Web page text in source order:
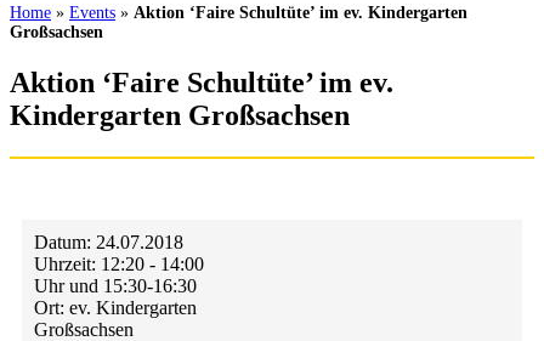
Home » Events » Aktion ‘Faire Schultüte’ im ev. Kindergarten
Großsachsen
Aktion ‘Faire Schultüte’ im ev.
Kindergarten Großsachsen
Datum: 24.07.2018
Uhrzeit: 12:20 - 14:00
Uhr und 15:30-16:30
Ort: ev. Kindergarten
Großsachsen